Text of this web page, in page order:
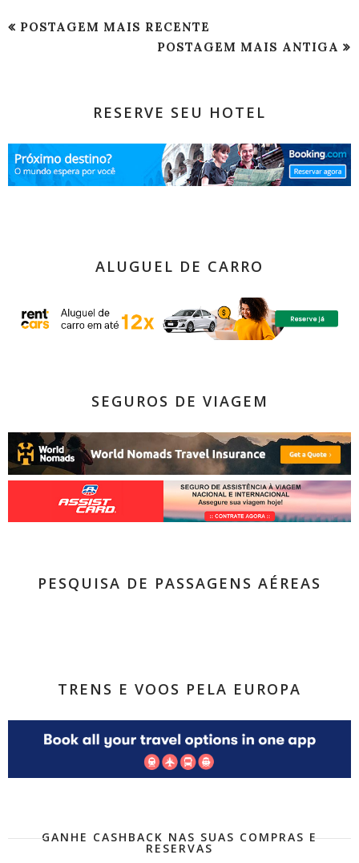
POSTAGEM MAIS RECENTE
POSTAGEM MAIS ANTIGA
RESERVE SEU HOTEL
ALUGUEL DE CARRO
SEGUROS DE VIAGEM
PESQUISA DE PASSAGENS AÉREAS
TRENS E VOOS PELA EUROPA
GANHE CASHBACK NAS SUAS COMPRAS E
RESERVAS